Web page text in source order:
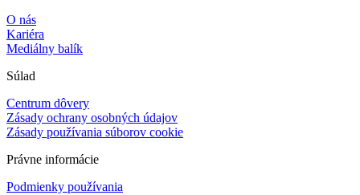
O nás
Kariéra
Mediálny balík
Súlad
Centrum dôvery
Zásady ochrany osobných údajov
Zásady používania súborov cookie
Právne informácie
Podmienky používania